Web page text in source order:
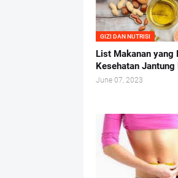
GIZI DAN NUTRISI
List Makanan yang
Kesehatan Jantung
June 07, 2023